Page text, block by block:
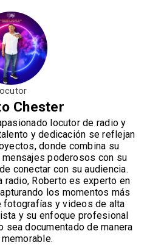
Chester
locutor de radio y
y dedicación se reflejan
donde combina su
poderosos con su
conectar con su audiencia.
radio, Roberto es experto en
los momentos más
fotografías y videos de alta
y su enfoque profesional
sea documentado de manera